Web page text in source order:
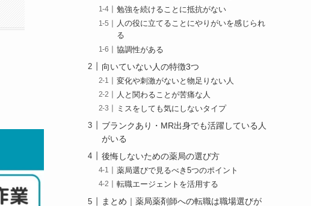
勉強を続けることに抵抗がない
人の役に立てることにやりがいを感じられ
る
協調性がある
向いていない人の特徴3つ
変化や刺激がないと物足りない人
人と関わることが苦痛な人
ミスをしても気にしないタイプ
ブランクあり・MR出身でも活躍している人
がいる
後悔しないための薬局の選び方
薬局選びで見るべき5つのポイント
転職エージェントを活用する
まとめ｜薬局薬剤師への転職は職場選びが